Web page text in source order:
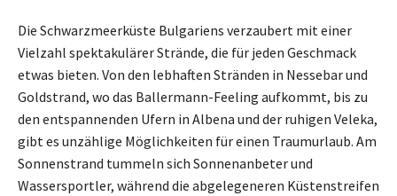
Die Schwarzmeerküste Bulgariens verzaubert mit einer
Vielzahl spektakulärer Strände, die für jeden Geschmack
etwas bieten. Von den lebhaften Stränden in Nessebar und
Goldstrand, wo das Ballermann-Feeling aufkommt, bis zu
den entspannenden Ufern in Albena und der ruhigen Veleka,
gibt es unzählige Möglichkeiten für einen Traumurlaub. Am
Sonnenstrand tummeln sich Sonnenanbeter und
Wassersportler, während die abgelegeneren Küstenstreifen